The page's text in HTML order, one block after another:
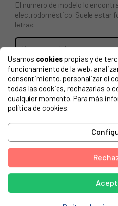
El número de modelo lo
electrodoméstico. Suele estar
letras.
RESISTENCIA SUPERIOR PARA
5612405505, 5612405703
AEG, 63456IU-MN
AEG, 63476IU-WN
AEG, 68456VS-MN
Usamos cookiespropias y de
funcionamiento de la web,
consentimiento, personalizar el
todas las cookies, rechazarlas o
cualquier momento. Para más
política de cookies.